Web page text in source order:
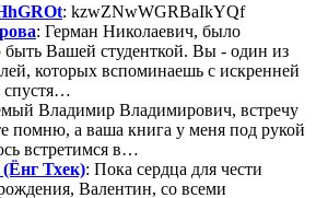
: kzwZNwWGRBaIkYQf
: Герман Николаевич, было
быть Вашей студенткой. Вы - один из
которых вспоминаешь с искренней
спустя…
Владимир Владимирович, встречу
помню, а ваша книга у меня под рукой
встретимся в…
Тхек): Пока сердца для чести
Валентин, со всеми